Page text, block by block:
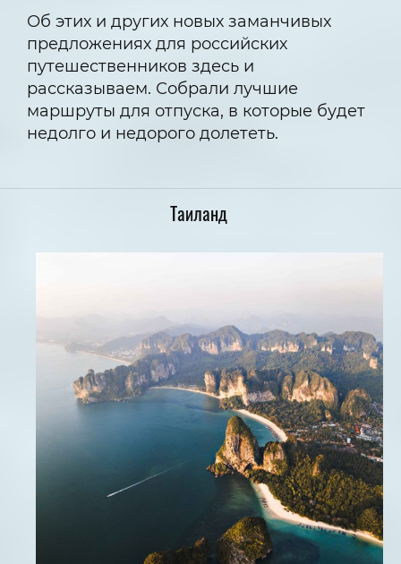
Об этих и других новых заманчивых
предложениях для российских
путешественников здесь и
рассказываем. Собрали лучшие
маршруты для отпуска, в которые будет
недолго и недорого долететь.
Таиланд